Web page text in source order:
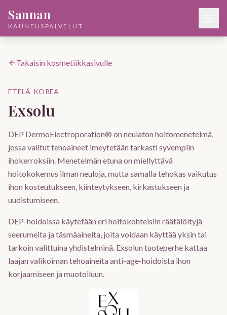
Sannan
KAUNEUSPALVELUT
Takaisin kosmetiikkasivulle
ETELÄ-KOREA
Exsolu
DEP DermoElectroporation® on neulaton hoitomenetelmä,
jossa valitut tehoaineet imeytetään tarkasti syvempiin
ihokerroksiin. Menetelmän etuna on miellyttävä
hoitokokemus ilman neuloja, mutta samalla tehokas vaikutus
ihon kosteutukseen, kiinteytykseen, kirkastukseen ja
uudistumiseen.
DEP-hoidoissa käytetään eri hoitokohteisiin räätälöityjä
seerumeita ja täsmäaineita, joita voidaan käyttää yksin tai
tarkoin valittuina yhdistelminä. Exsolun tuoteperhe kattaa
laajan valikoiman tehoaineita anti-age-hoidoista ihon
korjaamiseen ja muotoiluun.